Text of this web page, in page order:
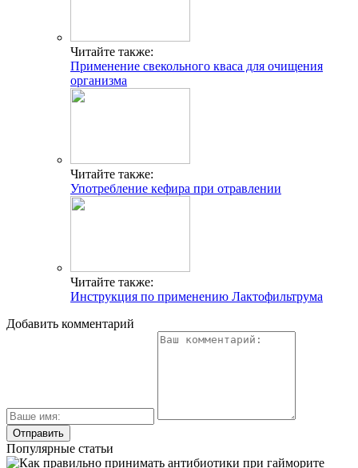
Читайте также:
Применение свекольного кваса для очищения
организма
Читайте также:
Употребление кефира при отравлении
Читайте также:
Инструкция по применению Лактофильтрума
Добавить комментарий
Популярные статьи